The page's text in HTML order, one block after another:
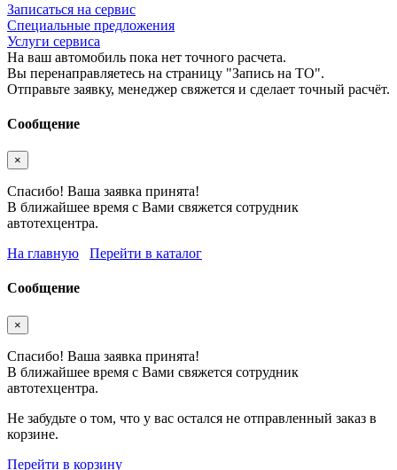
Записаться на сервис
Специальные предложения
Услуги сервиса
На ваш автомобиль пока нет точного расчета.
Вы перенаправляетесь на страницу "Запись на ТО".
Отправьте заявку, менеджер свяжется и сделает точный расчёт.
Сообщение
×
Спасибо! Ваша заявка принята!
В ближайшее время с Вами свяжется сотрудник
автотехцентра.
На главную
Перейти в каталог
Сообщение
×
Спасибо! Ваша заявка принята!
В ближайшее время с Вами свяжется сотрудник
автотехцентра.
Не забудьте о том, что у вас остался не отправленный заказ в
корзине.
Перейти в корзину